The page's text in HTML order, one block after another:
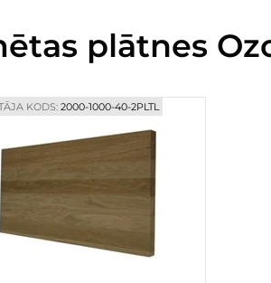
plātnes
KODS: 2000-1000-40-2PLTL